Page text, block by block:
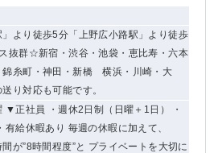
より徒歩5分「上野広小路駅」より徒歩
抜群☆新宿・渋谷・池袋・恵比寿・六本
錦糸町・神田・新橋 横浜・川崎・大
り対応も可能です。
▼正社員 ・週休2日制（日曜＋1日） ・
有給休暇あり 毎週の休暇に加えて、
が”8時間程度”と プライベートを大切に